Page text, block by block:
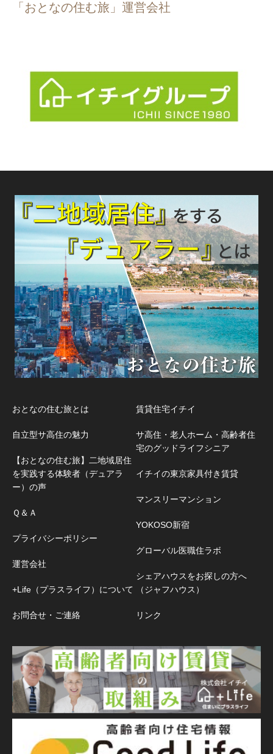
「おとなの住む旅」運営会社
おとなの住む旅とは
自立型サ高住の魅力
【おとなの住む旅】二地域居住
を実践する体験者（デュアラ
ー）の声
Ｑ＆Ａ
プライバシーポリシー
運営会社
+Life（プラスライフ）について
お問合せ・ご連絡
賃貸住宅イチイ
サ高住・老人ホーム・高齢者住
宅のグッドライフシニア
イチイの東京家具付き賃貸
マンスリーマンション
YOKOSO新宿
グローバル医職住ラボ
シェアハウスをお探しの方へ
（ジャフハウス）
リンク